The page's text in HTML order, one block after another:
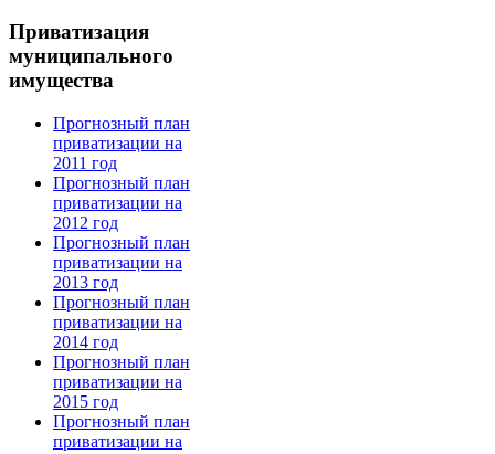
Приватизация
муниципального
имущества
Прогнозный план
приватизации на
2011 год
Прогнозный план
приватизации на
2012 год
Прогнозный план
приватизации на
2013 год
Прогнозный план
приватизации на
2014 год
Прогнозный план
приватизации на
2015 год
Прогнозный план
приватизации на